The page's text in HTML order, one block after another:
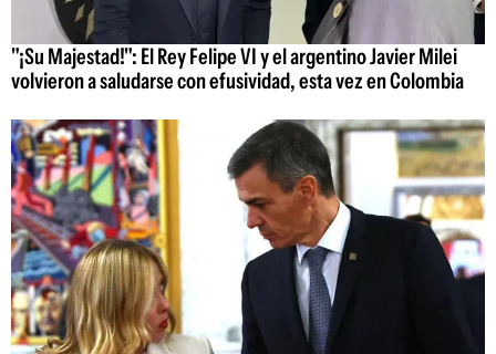
"¡Su Majestad!": El Rey Felipe VI y el argentino Javier Milei
volvieron a saludarse con efusividad, esta vez en Colombia